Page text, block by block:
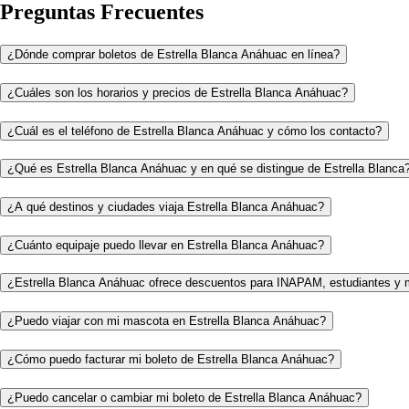
Preguntas Frecuentes
¿Dónde comprar boletos de Estrella Blanca Anáhuac en línea?
¿Cuáles son los horarios y precios de Estrella Blanca Anáhuac?
¿Cuál es el teléfono de Estrella Blanca Anáhuac y cómo los contacto?
¿Qué es Estrella Blanca Anáhuac y en qué se distingue de Estrella
¿A qué destinos y ciudades viaja Estrella Blanca Anáhuac?
¿Cuánto equipaje puedo llevar en Estrella Blanca Anáhuac?
¿Estrella Blanca Anáhuac ofrece descuentos para INAPAM, estudiantes y
¿Puedo viajar con mi mascota en Estrella Blanca Anáhuac?
¿Cómo puedo facturar mi boleto de Estrella Blanca Anáhuac?
¿Puedo cancelar o cambiar mi boleto de Estrella Blanca Anáhuac?